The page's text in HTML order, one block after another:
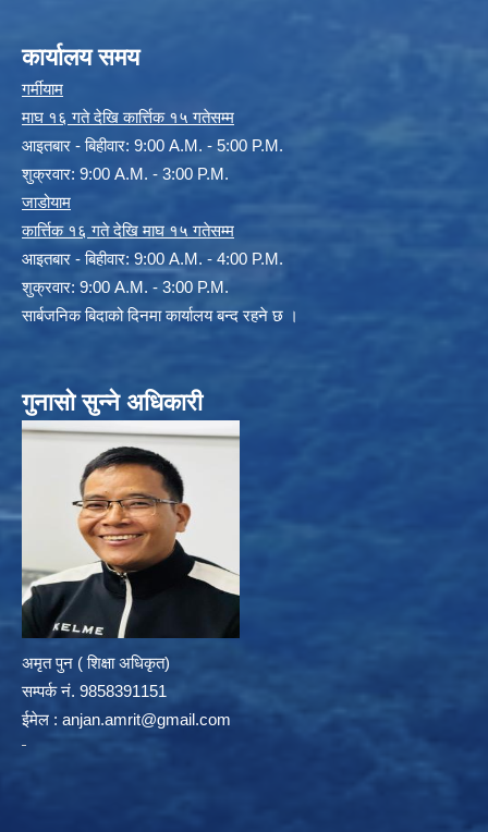
कार्यालय समय
गर्मीयाम
माघ १६ गते देखि कार्त्तिक १५ गतेसम्म
आइतबार - बिहीवार: 9:00 A.M. - 5:00 P.M.
शुक्रवार: 9:00 A.M. - 3:00 P.M.
जाडोयाम
कार्त्तिक १६ गते देखि माघ १५ गतेसम्म
आइतबार - बिहीवार: 9:00 A.M. - 4:00 P.M.
शुक्रवार: 9:00 A.M. - 3:00 P.M.
सार्बजनिक बिदाको दिनमा कार्यालय बन्द रहने छ ।
गुनासो सुन्ने अधिकारी
अमृत पुन ( शिक्षा अधिकृत)
सम्पर्क न‌ं. 9858391151
ईमेल : anjan.amrit@gmail.com